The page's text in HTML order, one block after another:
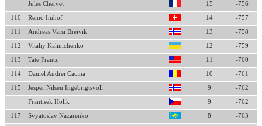
Jules Chervet 15 -756
110 Remo Imhof 14 -757
111 Andreas Varsi Breivik 13 -758
112 Vitaliy Kalinichenko 12 -759
113 Tate Frantz 11 -760
114 Daniel Andrei Cacina 10 -761
115 Jesper Nilsen Ingebrigtsvoll 9 -762
Frantisek Holik 9 -762
117 Svyatoslav Nazarenko 8 -763